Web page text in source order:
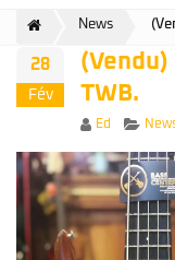
News
28
Fév
(Vendu)
TWB.
Author
Ed